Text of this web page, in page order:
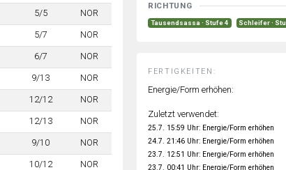
5/5 NOR
5/7 NOR
6/7 NOR
9/13 NOR
12/12 NOR
12/13 NOR
9/10 NOR
10/12 NOR
RICHTUNG
Tausendsassa · Stufe 4 Schleifer ·
FERTIGKEITEN:
Energie/Form erhöhen:
Zuletzt verwendet:
25.7. 15:59 Uhr: Energie/Form erhöhen
24.7. 21:46 Uhr: Energie/Form erhöhen
23.7. 12:51 Uhr: Energie/Form erhöhen
23.7. 00:41 Uhr: Energie/Form erhöhen